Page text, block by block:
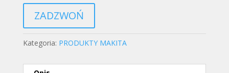
ZADZWOŃ
Kategoria: PRODUKTY MAKITA